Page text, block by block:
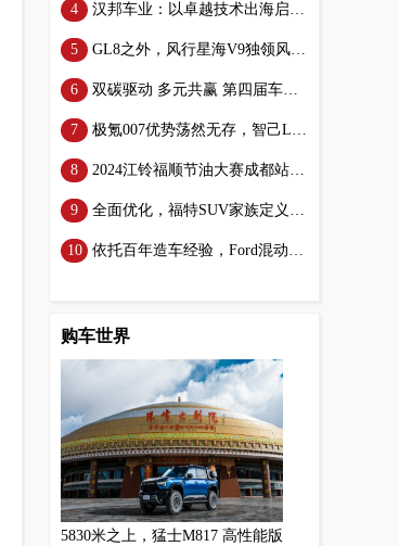
汉邦车业：以卓越技术出海启航，诚邀全球业务洽谈
GL8之外，风行星海V9独领风骚，30万内尽显自主豪华风范！
双碳驱动 多元共赢 第四届车用动力系统国际高峰论坛盛大召开
极氪007优势荡然无存，智己L6上市即成性价比新标杆
2024江铃福顺节油大赛成都站复赛百公里油耗仅6升，省油轻客实锤了！
全面优化，福特SUV家族定义SUV市场新标准
依托百年造车经验，Ford混动产品“先声夺人”
购车世界
5830米之上，猛士M817 高性能版